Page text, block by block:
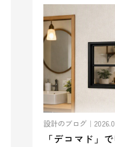
設計のブログ｜
「デコマド」